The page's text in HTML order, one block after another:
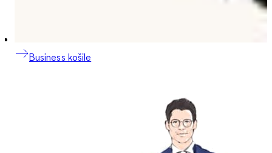
Business košile